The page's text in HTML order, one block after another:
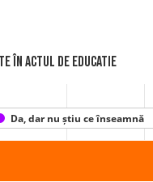
în actul de educatie
Da, dar nu știu ce înseamnă